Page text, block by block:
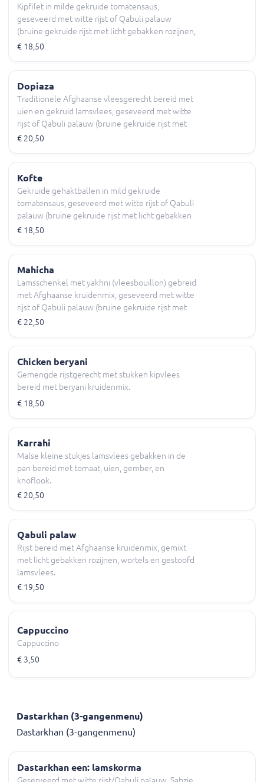
Kipfilet in milde gekruide tomatensaus,
geseveerd met witte rijst of Qabuli palauw
(bruine gekruide rijst met licht gebakken rozijnen,
wortels en amandelschijfjes) Chatni, yoghurtsaus
€ 18,50
Dopiaza
Traditionele Afghaanse vleesgerecht bereid met
uien en gekruid lamsvlees, geseveerd met witte
rijst of Qabuli palauw (bruine gekruide rijst met
licht gebakken rozijnen, wortels en
€ 20,50
Kofte
Gekruide gehaktballen in mild gekruide
tomatensaus, geseveerd met witte rijst of Qabuli
palauw (bruine gekruide rijst met licht gebakken
rozijnen, wortels en amandelschijfjes) Chatni,
€ 18,50
Mahicha
Lamsschenkel met yakhni (vleesbouillon) gebreid
met Afghaanse kruidenmix, geseveerd met witte
rijst of Qabuli palauw (bruine gekruide rijst met
licht gebakken rozijnen, wortels en
€ 22,50
Chicken beryani
Gemengde rijstgerecht met stukken kipvlees
bereid met beryani kruidenmix.
€ 18,50
Karrahi
Malse kleine stukjes lamsvlees gebakken in de
pan bereid met tomaat, uien, gember, en
knoflook.
€ 20,50
Qabuli palaw
Rijst bereid met Afghaanse kruidenmix, gemixt
met licht gebakken rozijnen, wortels en gestoofd
lamsvlees.
€ 19,50
Cappuccino
Cappuccino
€ 3,50
Dastarkhan (3-gangenmenu)
Dastarkhan (3-gangenmenu)
Dastarkhan een: lamskorma